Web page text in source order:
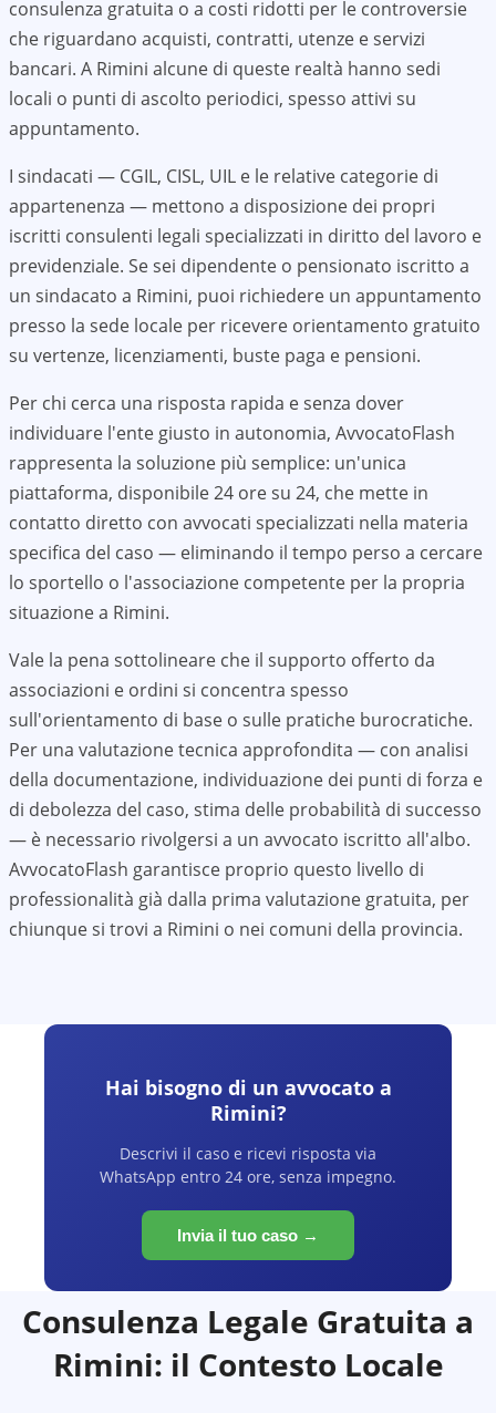
consulenza gratuita o a costi ridotti per le controversie
che riguardano acquisti, contratti, utenze e servizi
bancari. A Rimini alcune di queste realtà hanno sedi
locali o punti di ascolto periodici, spesso attivi su
appuntamento.
I sindacati — CGIL, CISL, UIL e le relative categorie di
appartenenza — mettono a disposizione dei propri
iscritti consulenti legali specializzati in diritto del lavoro e
previdenziale. Se sei dipendente o pensionato iscritto a
un sindacato a Rimini, puoi richiedere un appuntamento
presso la sede locale per ricevere orientamento gratuito
su vertenze, licenziamenti, buste paga e pensioni.
Per chi cerca una risposta rapida e senza dover
individuare l'ente giusto in autonomia, AvvocatoFlash
rappresenta la soluzione più semplice: un'unica
piattaforma, disponibile 24 ore su 24, che mette in
contatto diretto con avvocati specializzati nella materia
specifica del caso — eliminando il tempo perso a cercare
lo sportello o l'associazione competente per la propria
situazione a Rimini.
Vale la pena sottolineare che il supporto offerto da
associazioni e ordini si concentra spesso
sull'orientamento di base o sulle pratiche burocratiche.
Per una valutazione tecnica approfondita — con analisi
della documentazione, individuazione dei punti di forza e
di debolezza del caso, stima delle probabilità di successo
— è necessario rivolgersi a un avvocato iscritto all'albo.
AvvocatoFlash garantisce proprio questo livello di
professionalità già dalla prima valutazione gratuita, per
chiunque si trovi a Rimini o nei comuni della provincia.
Hai bisogno di un avvocato a
Rimini?
Descrivi il caso e ricevi risposta via
WhatsApp entro 24 ore, senza impegno.
Invia il tuo caso →
Consulenza Legale Gratuita a
Rimini: il Contesto Locale